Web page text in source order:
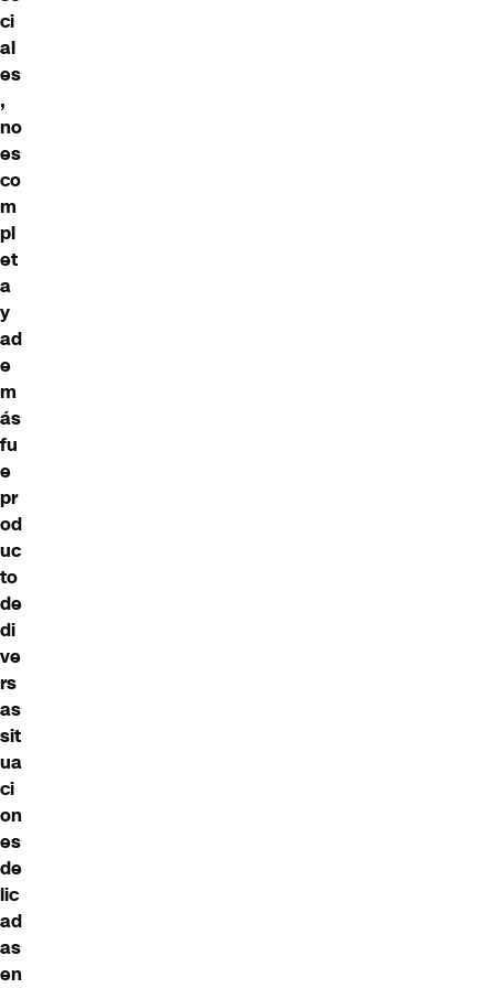
ci
al
es
,
no
es
co
m
pl
et
a
y
ad
e
m
ás
fu
e
pr
od
uc
to
de
di
ve
rs
as
sit
ua
ci
on
es
de
lic
ad
as
en